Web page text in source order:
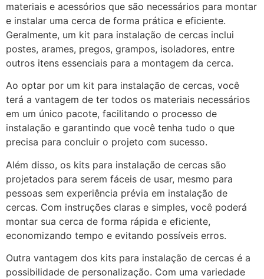
materiais e acessórios que são necessários para montar
e instalar uma cerca de forma prática e eficiente.
Geralmente, um kit para instalação de cercas inclui
postes, arames, pregos, grampos, isoladores, entre
outros itens essenciais para a montagem da cerca.
Ao optar por um kit para instalação de cercas, você
terá a vantagem de ter todos os materiais necessários
em um único pacote, facilitando o processo de
instalação e garantindo que você tenha tudo o que
precisa para concluir o projeto com sucesso.
Além disso, os kits para instalação de cercas são
projetados para serem fáceis de usar, mesmo para
pessoas sem experiência prévia em instalação de
cercas. Com instruções claras e simples, você poderá
montar sua cerca de forma rápida e eficiente,
economizando tempo e evitando possíveis erros.
Outra vantagem dos kits para instalação de cercas é a
possibilidade de personalização. Com uma variedade